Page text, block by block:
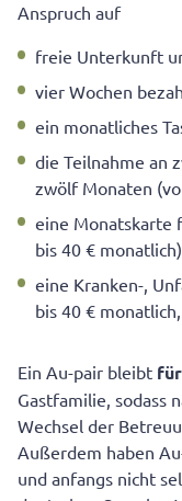
Anspruch auf
freie Unterkunft
vier Wochen
ein monatliches
die Teilnahme an
zwölf Monaten
eine Monatskarte
bis 40 €
eine Kranken-,
bis 40 €
Ein Au-pair bleibt
Gastfamilie, sodass
Wechsel der
Außerdem haben
und anfangs nicht